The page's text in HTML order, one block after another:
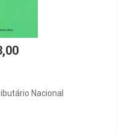
Nacional